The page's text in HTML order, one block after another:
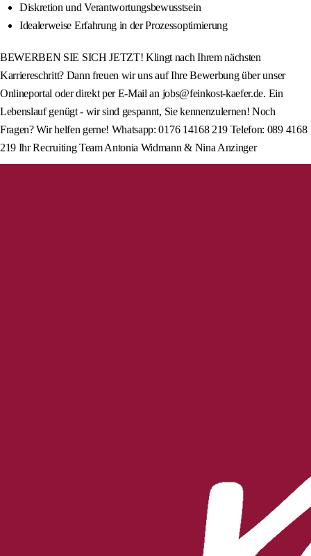
Diskretion und Verantwortungsbewusstsein
Idealerweise Erfahrung in der Prozessoptimierung
BEWERBEN SIE SICH JETZT! Klingt nach Ihrem nächsten
Karriereschritt? Dann freuen wir uns auf Ihre Bewerbung über unser
Onlineportal oder direkt per E-Mail an jobs@feinkost-kaefer.de. Ein
Lebenslauf genügt - wir sind gespannt, Sie kennenzulernen! Noch
Fragen? Wir helfen gerne! Whatsapp: 0176 14168 219 Telefon: 089 4168
219 Ihr Recruiting Team Antonia Widmann & Nina Anzinger